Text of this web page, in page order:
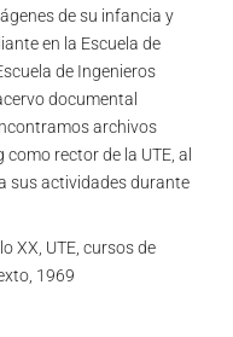
de su infancia y
en la Escuela de
de Ingenieros
documental
archivos
rector de la UTE, al
sus actividades durante
XX, UTE, cursos de
1969